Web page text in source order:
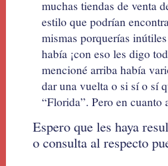
muchas tiendas de venta
estilo que podrían
mismas porquerías
había ¡con eso les digo
mencioné arriba había
dar una vuelta o si sí o sí
“Florida”. Pero en cuanto
Espero que les haya
o consulta al respecto